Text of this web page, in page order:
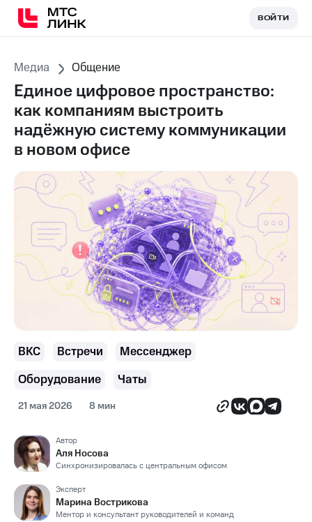
ВОЙТИВОЙТИ
Медиа Общение
Единое цифровое пространство:
как компаниям выстроить
надёжную систему коммуникации
в новом офисе
ВКС Встречи
Мессенджер
Оборудование
Чаты
21 мая 2026 8 мин
Автор
Аля Носова
Синхронизировалась с центральным офисом
Эксперт
Марина Вострикова
Ментор и консультант руководителей и команд